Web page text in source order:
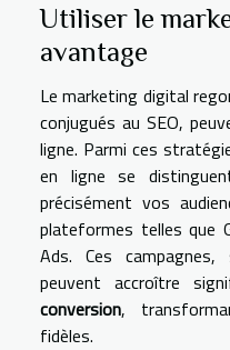
Utiliser le
avantage
Le marketing digital
conjugués au SEO,
ligne. Parmi ces
en ligne se
précisément vos
plateformes telles que
Ads. Ces
peuvent accroître
conversion,
fidèles.